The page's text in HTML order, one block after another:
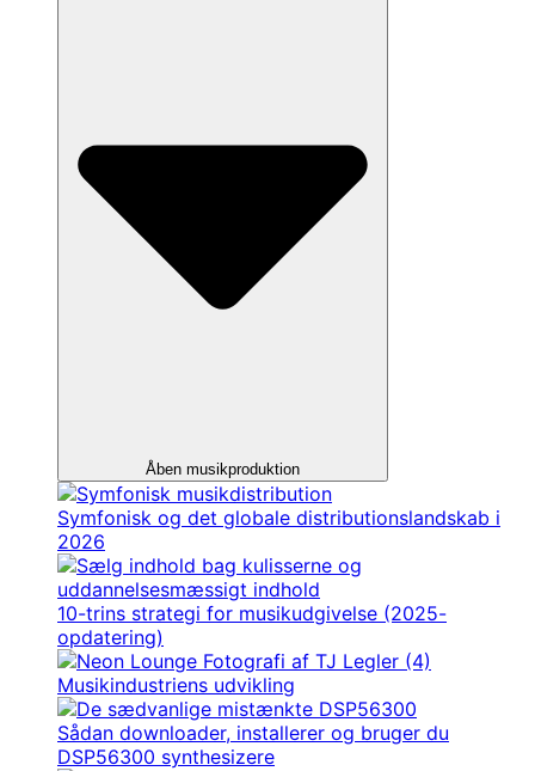
Åben musikproduktion
Symfonisk og det globale distributionslandskab i
2026
10-trins strategi for musikudgivelse (2025-
opdatering)
Musikindustriens udvikling
Sådan downloader, installerer og bruger du
DSP56300 synthesizere